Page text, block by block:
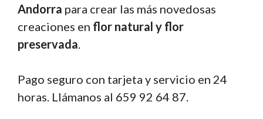
Andorra para crear las más novedosas
creaciones en flor natural y flor
preservada.
Pago seguro con tarjeta y servicio en 24
horas. Llámanos al 659 92 64 87.